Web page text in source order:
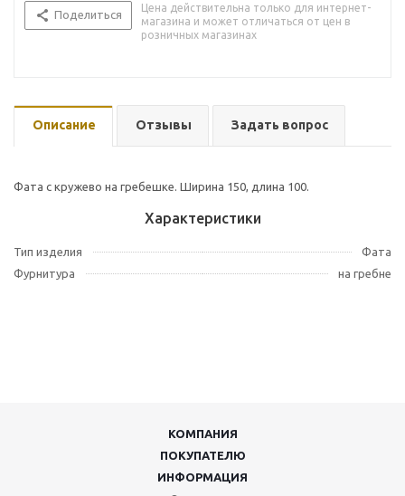
Поделиться
Цена действительна только для интернет-
магазина и может отличаться от цен в
розничных магазинах
Описание Отзывы Задать вопрос
Фата с кружево на гребешке. Ширина 150, длина 100.
Характеристики
Тип изделия
Фата
Фурнитура
на гребне
КОМПАНИЯ
ПОКУПАТЕЛЮ
ИНФОРМАЦИЯ